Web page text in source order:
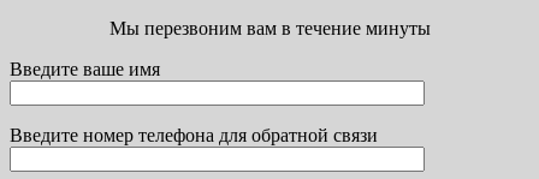
Мы перезвоним вам в течение минуты
Введите ваше имя
Введите номер телефона для обратной связи